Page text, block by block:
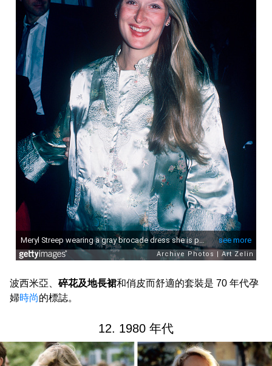
波西米亞、 碎花及地長裙和俏皮而舒適的套裝是 70 年代孕
婦時尚的標誌。
12. 1980 年代